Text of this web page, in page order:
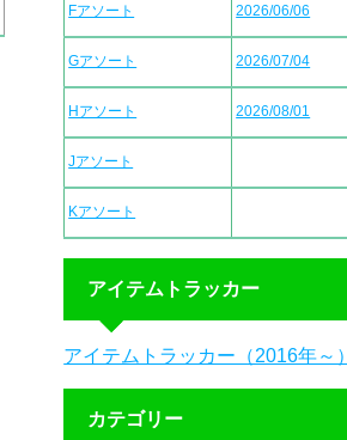
Fアソート 2026/06/06
Gアソート 2026/07/04
Hアソート 2026/08/01
Jアソート
Kアソート
アイテムトラッカー
アイテムトラッカー（2016年～）
カテゴリー